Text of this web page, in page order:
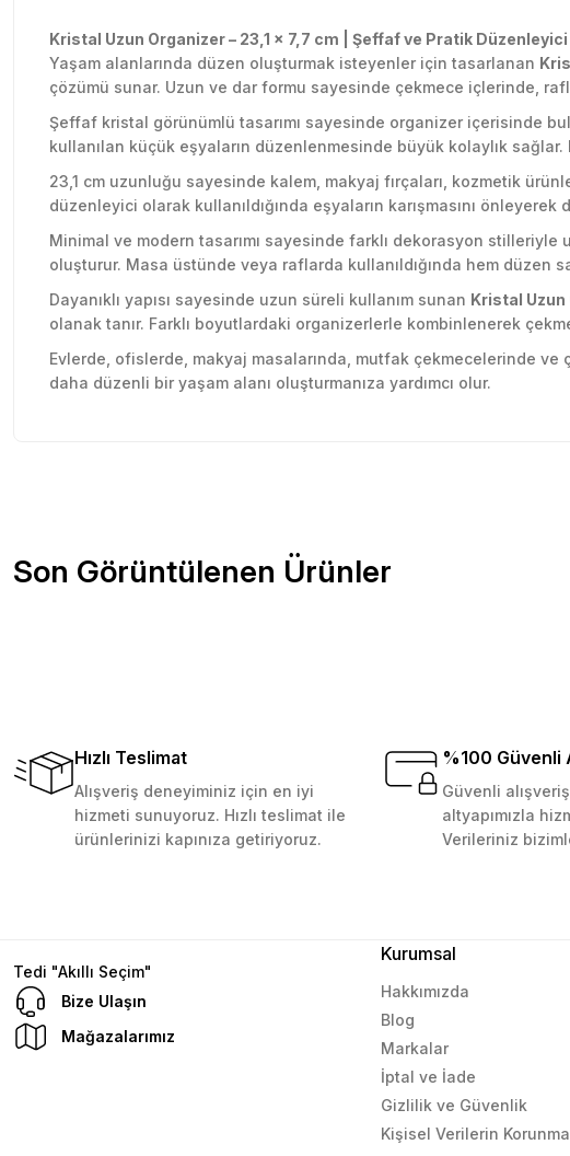
Kristal Uzun Organizer – 23,1 x 7,7 cm | Şeffaf ve Pratik Düzenleyici
Yaşam alanlarında düzen oluşturmak isteyenler için tasarlanan
çözümü sunar. Uzun ve dar formu sayesinde çekmece içlerinde,
Şeffaf kristal görünümlü tasarımı sayesinde organizer içerisinde
kullanılan küçük eşyaların düzenlenmesinde büyük kolaylık
23,1 cm uzunluğu sayesinde kalem, makyaj fırçaları, kozmetik
düzenleyici olarak kullanıldığında eşyaların karışmasını
Minimal ve modern tasarımı sayesinde farklı dekorasyon
oluşturur. Masa üstünde veya raflarda kullanıldığında hem düzen
Dayanıklı yapısı sayesinde uzun süreli kullanım sunan Kristal Uzun
olanak tanır. Farklı boyutlardaki organizerlerle kombinlenerek
Evlerde, ofislerde, makyaj masalarında, mutfak çekmecelerinde
daha düzenli bir yaşam alanı oluşturmanıza yardımcı olur.
Ürün açıklamasında eksik bilgiler bulunuyor.
2 gün içinde teslim edildi. Teşekkürler Tedi.
D... N... | 08/08/2024
Çok güzel bir site
Mustafa Orhan | 25/07/2024
Son Görüntülenen Ürünler
129,99 TL Sepete Ekle
Hızlı Teslimat
Alışveriş deneyiminiz için en iyi
hizmeti sunuyoruz. Hızlı teslimat ile
ürünlerinizi kapınıza getiriyoruz.
%100 Güvenli
Güvenli
altyapımızla
Verileriniz
Tedi "Akıllı Seçim"
Bize Ulaşın
Mağazalarımız
Kurumsal
Hakkımızda
Blog
Markalar
İptal ve İade
Gizlilik ve Güvenlik
Kişisel Verilerin